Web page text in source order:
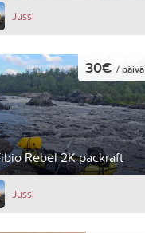
Jussi
Rebel 2K packraft
30€ / päivä
Jussi